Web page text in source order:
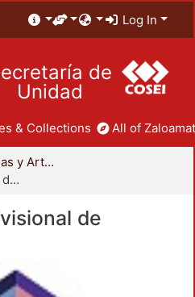
Log In
de
Unidad
& Collections All of
División de Ciencias y Artes para el Diseño
Coordinación Divisional de Investigación
de